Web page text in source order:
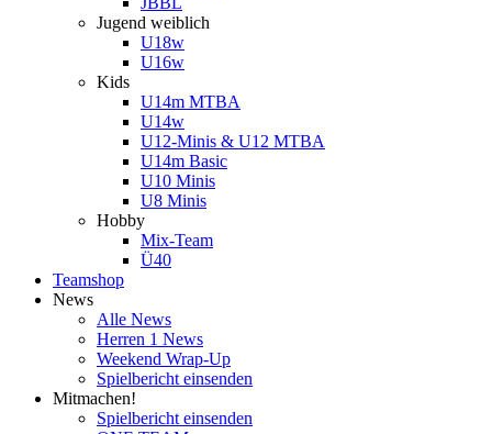
Jugend weiblich
U18w
U16w
Kids
U14m MTBA
U14w
U12-Minis & U12 MTBA
U14m Basic
U10 Minis
U8 Minis
Hobby
Mix-Team
Ü40
Teamshop
News
Alle News
Herren 1 News
Weekend Wrap-Up
Spielbericht einsenden
Mitmachen!
Spielbericht einsenden